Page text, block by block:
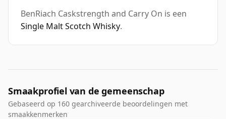
BenRiach Caskstrength and Carry On is een
Single Malt Scotch Whisky.
Smaakprofiel van de gemeenschap
Gebaseerd op 160 gearchiveerde beoordelingen met
smaakkenmerken